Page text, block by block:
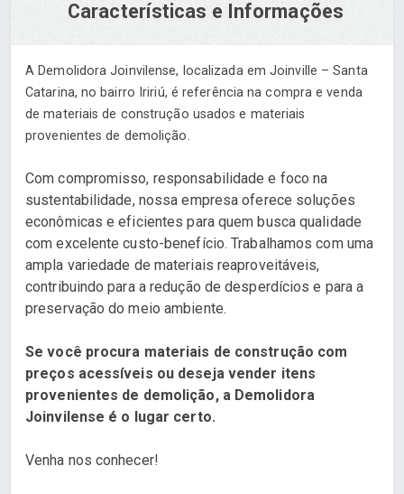
Características e Informações
A Demolidora Joinvilense, localizada em Joinville – Santa
Catarina, no bairro Iririú, é referência na compra e venda
de materiais de construção usados e materiais
provenientes de demolição.
Com compromisso, responsabilidade e foco na
sustentabilidade, nossa empresa oferece soluções
econômicas e eficientes para quem busca qualidade
com excelente custo-benefício. Trabalhamos com uma
ampla variedade de materiais reaproveitáveis,
contribuindo para a redução de desperdícios e para a
preservação do meio ambiente.
Se você procura materiais de construção com
preços acessíveis ou deseja vender itens
provenientes de demolição, a Demolidora
Joinvilense é o lugar certo.
Venha nos conhecer!